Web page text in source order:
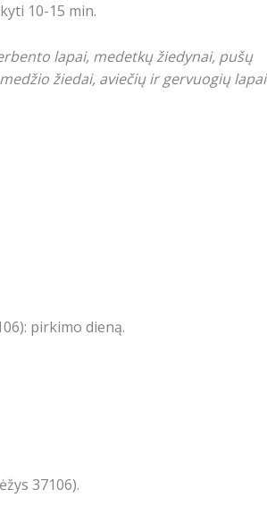
10-15 min.
lapai, medetkų žiedynai, pušų
žiedai, aviečių ir gervuogių lapai
pirkimo dieną.
37106).